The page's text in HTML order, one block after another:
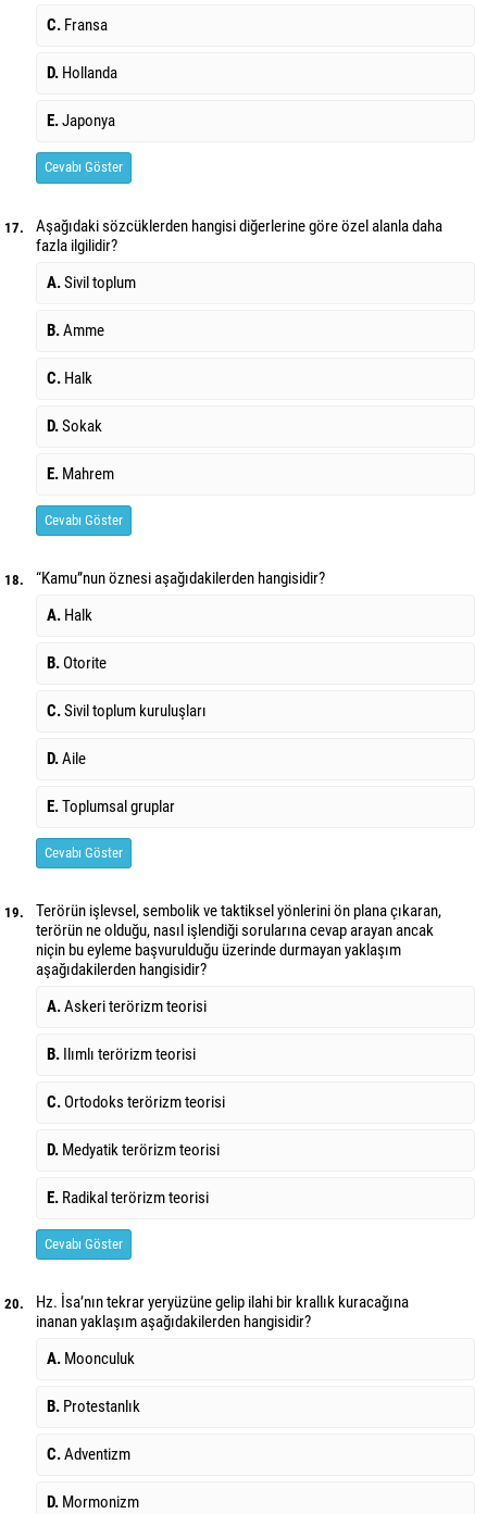
C. Fransa
D. Hollanda
E.Japonya
Cevabı Göster
17.
Aşağıdaki sözcüklerden hangisi diğerlerine göre özel alanla daha
fazla ilgilidir?
A.Sivil toplum
B.Amme
C. Halk
D.Sokak
E. Mahrem
Cevabı Göster
18.
“Kamu”nun öznesi aşağıdakilerden hangisidir?
A. Halk
B. Otorite
C.Sivil toplum kuruluşları
D.Aile
E.Toplumsal gruplar
Cevabı Göster
19.
Terörün işlevsel, sembolik ve taktiksel yönlerini ön plana çıkaran,
terörün ne olduğu, nasıl işlendiği sorularına cevap arayan ancak
niçin bu eyleme başvurulduğu üzerinde durmayan yaklaşım
aşağıdakilerden hangisidir?
A.Askeri terörizm teorisi
B. Ilımlı terörizm teorisi
C. Ortodoks terörizm teorisi
D. Medyatik terörizm teorisi
E. Radikal terörizm teorisi
Cevabı Göster
20.
Hz. İsa’nın tekrar yeryüzüne gelip ilahi bir krallık kuracağına
inanan yaklaşım aşağıdakilerden hangisidir?
A. Moonculuk
B. Protestanlık
C.Adventizm
D. Mormonizm